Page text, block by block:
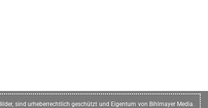
sind urheberrechtlich geschützt und Eigentum von Bihlmayer Media.